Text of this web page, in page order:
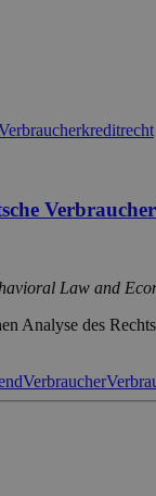
Law and
Analyse des
Verbraucher